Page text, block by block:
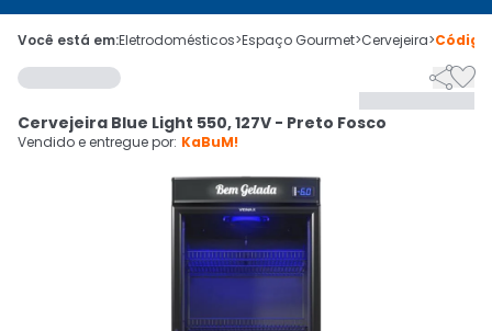
 Olá. Acesse sua conta
 Departamentos
Cupons
Ativar tradutor em libras
CADASTRE-SE
Você está em:Eletrodomésticos>Espaço Gourmet>Cervejeira>Código

Cervejeira Blue Light 550, 127V - Preto Fosco
Vendido e entregue por: KaBuM!